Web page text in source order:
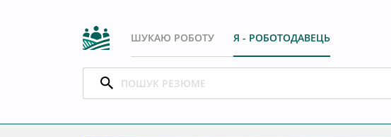
ШУКАЮ РОБОТУ Я - РОБОТОДАВЕЦЬ